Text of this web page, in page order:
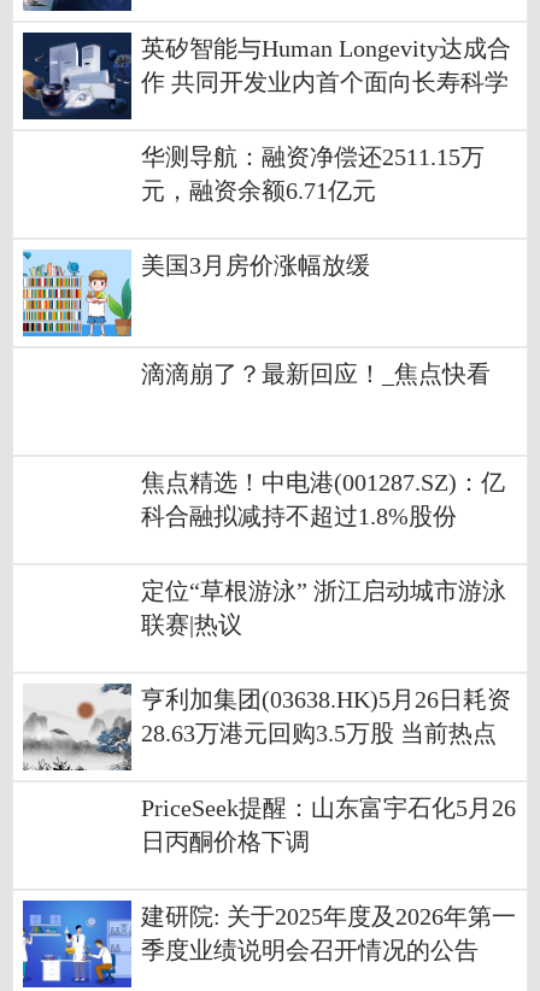
英矽智能与Human Longevity达成合
作 共同开发业内首个面向长寿科学
华测导航：融资净偿还2511.15万
元，融资余额6.71亿元
美国3月房价涨幅放缓
滴滴崩了？最新回应！_焦点快看
焦点精选！中电港(001287.SZ)：亿
科合融拟减持不超过1.8%股份
定位“草根游泳” 浙江启动城市游泳
联赛|热议
亨利加集团(03638.HK)5月26日耗资
28.63万港元回购3.5万股 当前热点
PriceSeek提醒：山东富宇石化5月26
日丙酮价格下调
建研院: 关于2025年度及2026年第一
季度业绩说明会召开情况的公告